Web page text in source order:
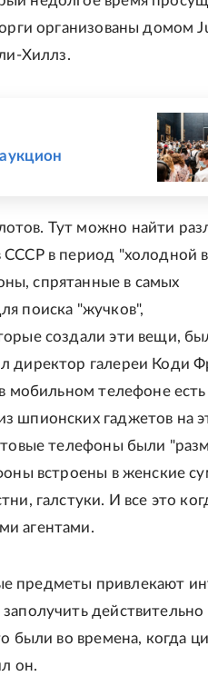
организованы домом
Хиллз.
Тут можно найти
СССР в период "холодной
спрятанные в самых
поиска "жучков",
создали эти вещи,
директор галереи Коди
мобильном телефоне есть
шпионских гаджетов на
телефоны были
встроены в женские
галстуки. И все это
агентами.
предметы привлекают
действительно
были во времена, когда
он.